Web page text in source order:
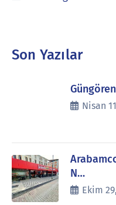
Son Yazılar
Nisan
N…
Ekim